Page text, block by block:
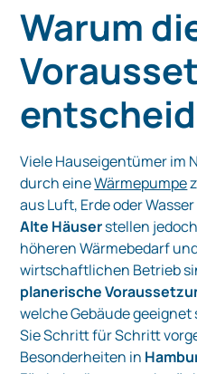
Warum
Viele Hauseigentümer im
durch eineWärmepumpe
aus Luft, Erde oder
Alte Häuserstellen
höheren Wärmebedarf
wirtschaftlichen Betrieb
planerische
welche Gebäude
Sie Schritt für Schritt
Besonderheiten in